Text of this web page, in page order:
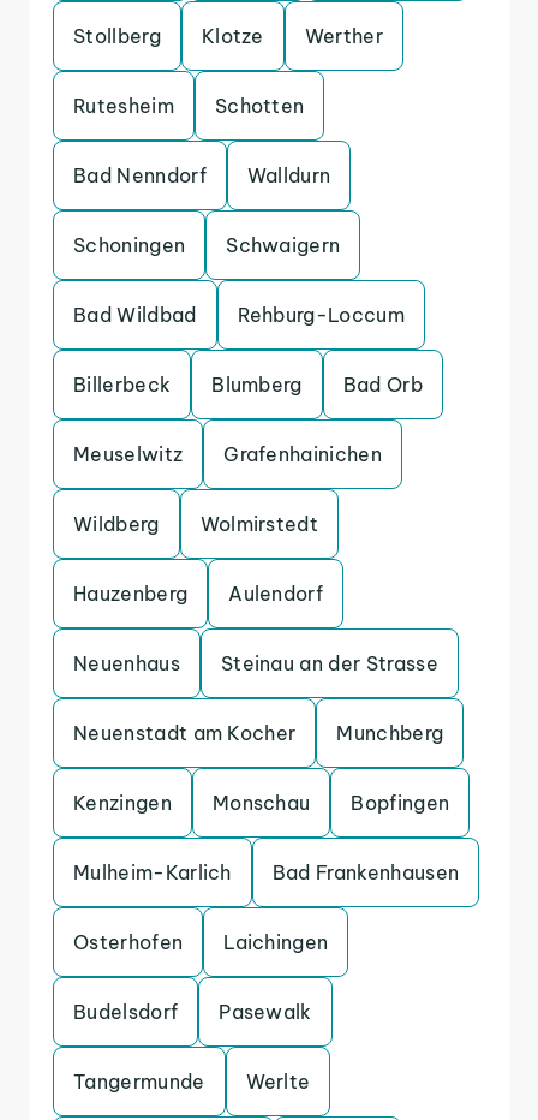
Stollberg Klotze Werther
Rutesheim Schotten
Bad Nenndorf Walldurn
Schoningen Schwaigern
Bad Wildbad Rehburg-Loccum
Billerbeck Blumberg Bad Orb
Meuselwitz Grafenhainichen
Wildberg Wolmirstedt
Hauzenberg Aulendorf
Neuenhaus Steinau an der Strasse
Neuenstadt am Kocher Munchberg
Kenzingen Monschau Bopfingen
Mulheim-Karlich Bad Frankenhausen
Osterhofen Laichingen
Budelsdorf Pasewalk
Tangermunde Werlte